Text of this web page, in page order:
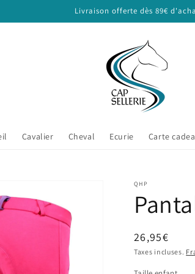
Livraison offerte dès 89€
Cavalier Cheval Ecurie Carte
QHP
Prix
habituel
26,95€
Taxes incluses.